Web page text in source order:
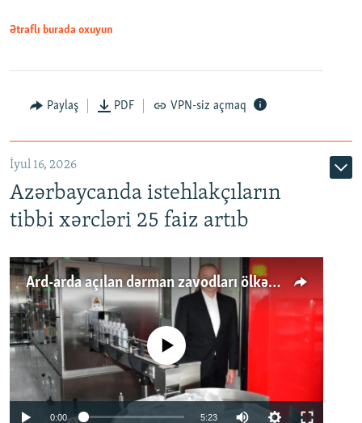
Ətraflı burada oxuyun
Paylaş PDF VPN-siz açmaq
İyul 16, 2026
Azərbaycanda istehlakçıların
tibbi xərcləri 25 faiz artıb
Ard-arda açılan dərman zavodları ölkənin tələbatını ödəyirmi?
No media source currently available
0:00 5:23